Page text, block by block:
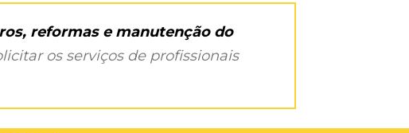
reformas e manutenção do
os serviços de profissionais